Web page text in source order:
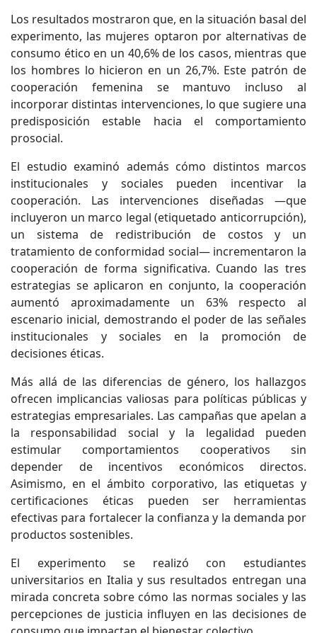
Los resultados mostraron que, en la situación basal del
experimento, las mujeres optaron por alternativas de
consumo ético en un 40,6% de los casos, mientras que
los hombres lo hicieron en un 26,7%. Este patrón de
cooperación femenina se mantuvo incluso al
incorporar distintas intervenciones, lo que sugiere una
predisposición estable hacia el comportamiento
prosocial.
El estudio examinó además cómo distintos marcos
institucionales y sociales pueden incentivar la
cooperación. Las intervenciones diseñadas —que
incluyeron un marco legal (etiquetado anticorrupción),
un sistema de redistribución de costos y un
tratamiento de conformidad social— incrementaron la
cooperación de forma significativa. Cuando las tres
estrategias se aplicaron en conjunto, la cooperación
aumentó aproximadamente un 63% respecto al
escenario inicial, demostrando el poder de las señales
institucionales y sociales en la promoción de
decisiones éticas.
Más allá de las diferencias de género, los hallazgos
ofrecen implicancias valiosas para políticas públicas y
estrategias empresariales. Las campañas que apelan a
la responsabilidad social y la legalidad pueden
estimular comportamientos cooperativos sin
depender de incentivos económicos directos.
Asimismo, en el ámbito corporativo, las etiquetas y
certificaciones éticas pueden ser herramientas
efectivas para fortalecer la confianza y la demanda por
productos sostenibles.
El experimento se realizó con estudiantes
universitarios en Italia y sus resultados entregan una
mirada concreta sobre cómo las normas sociales y las
percepciones de justicia influyen en las decisiones de